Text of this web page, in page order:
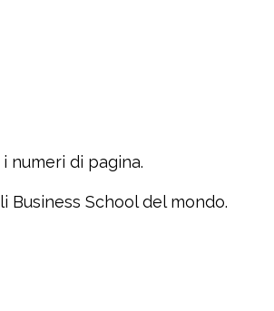
numeri di pagina.
School del mondo.